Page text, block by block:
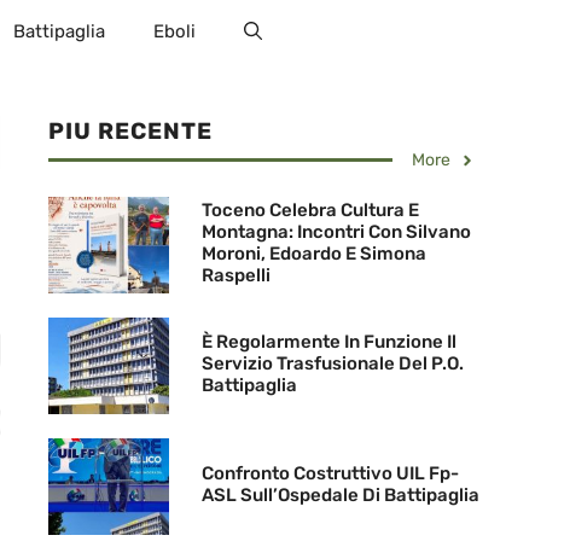
Battipaglia Eboli
PIU RECENTE
More
Toceno Celebra Cultura E
Montagna: Incontri Con Silvano
Moroni, Edoardo E Simona
Raspelli
È Regolarmente In Funzione Il
Servizio Trasfusionale Del P.O.
Battipaglia
Confronto Costruttivo UIL Fp-
ASL Sull’Ospedale Di Battipaglia